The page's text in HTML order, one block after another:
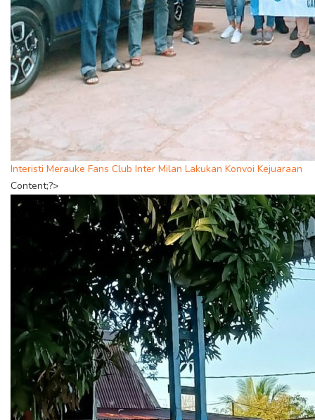
Interisti Merauke Fans Club Inter Milan Lakukan Konvoi Kejuaraan
Content;?>